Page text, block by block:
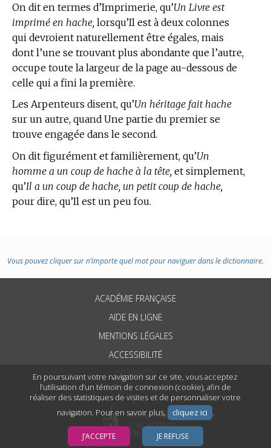
En poursuivant votre navigation sur ce site, vous acceptez
l’utilisation d’un témoin de connexion (cookie), afin de
réaliser des statistiques de visites et de personnaliser votre
navigation. Pour en savoir plus,
cliquez ici .
J’ACCEPTE JE REFUSE
On dit en termes d’Imprimerie, qu’Un Livre est
imprimé en hache, lorsqu’Il est à deux colonnes
qui devroient naturellement être égales, mais
dont l’une se trouvant plus abondante que l’autre,
occupe toute la largeur de la page au-dessous de
celle qui a fini la première.
Les Arpenteurs disent, qu’Un héritage fait hache
sur un autre, quand Une partie du premier se
trouve engagée dans le second.
On dit figurément et familièrement, qu’Un
homme a un coup de hache à la tête, et simplement,
qu’Il a un coup de hache, un petit coup de hache,
pour dire, qu’Il est un peu fou.
Vous pouvez cliquer sur n’importe quel mot pour naviguer dans le dictionnaire.
ACADÉMIE FRANÇAISE
AIDE EN LIGNE
MENTIONS LÉGALES
ACCESSIBILITÉ
CONTACTS